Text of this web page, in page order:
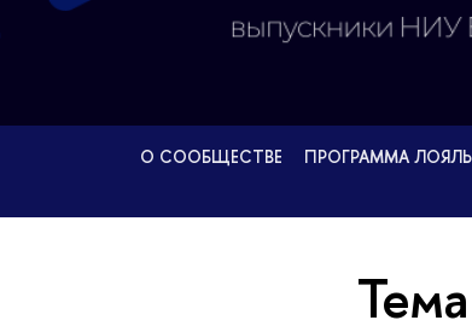
О СООБЩЕСТВЕ ПРОГРАММА